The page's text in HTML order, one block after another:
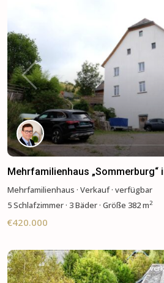
Previous
Mehrfamilienhaus „Sommerburg“
Mehrfamilienhaus · Verkauf· verfügbar
5Schlafzimmer· 3 Bäder· Größe 382 m2
€420.000